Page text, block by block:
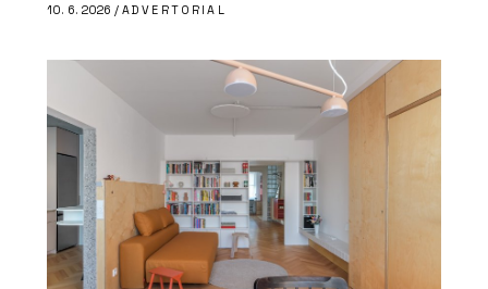
10. 6. 2026 / ADVERTORIAL